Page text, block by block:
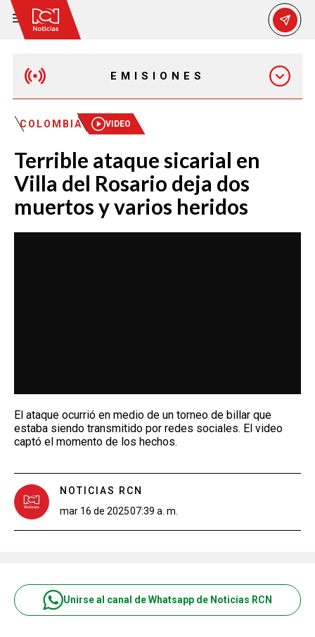
EMISIONES
MAÑANA EXPRESS
EMISIÓN 12:30 PM
EMISIÓN 7:00 PM
COLOMBIA VIDEO
Terrible ataque sicarial en
Villa del Rosario deja dos
muertos y varios heridos
El ataque ocurrió en medio de un torneo de billar que
estaba siendo transmitido por redes sociales. El video
captó el momento de los hechos.
NOTICIAS RCN
mar 16 de 202507:39 a. m.
Unirse al canal de Whatsapp de Noticias RCN